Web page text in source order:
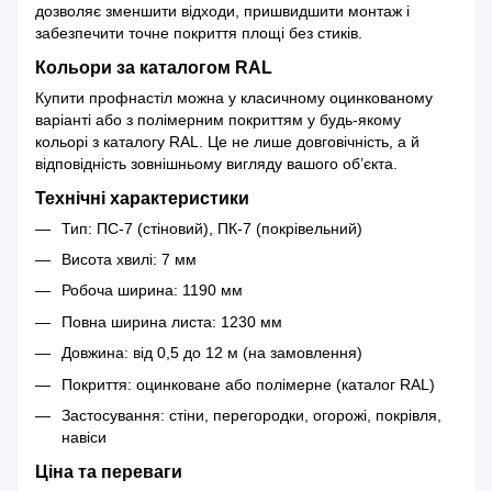
дозволяє зменшити відходи, пришвидшити монтаж і
забезпечити точне покриття площі без стиків.
Кольори за каталогом RAL
Купити профнастіл можна у класичному оцинкованому
варіанті або з полімерним покриттям у будь-якому
кольорі з каталогу RAL. Це не лише довговічність, а й
відповідність зовнішньому вигляду вашого об’єкта.
Технічні характеристики
Тип: ПС-7 (стіновий), ПК-7 (покрівельний)
Висота хвилі: 7 мм
Робоча ширина: 1190 мм
Повна ширина листа: 1230 мм
Довжина: від 0,5 до 12 м (на замовлення)
Покриття: оцинковане або полімерне (каталог RAL)
Застосування: стіни, перегородки, огорожі, покрівля,
навіси
Ціна та переваги